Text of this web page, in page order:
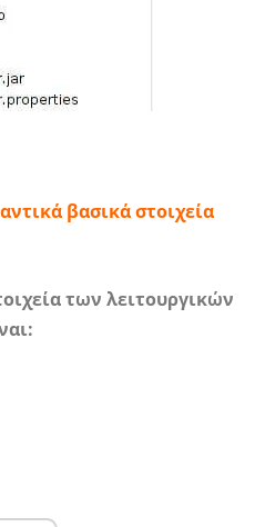
βασικά στοιχεία
των λειτουργικών